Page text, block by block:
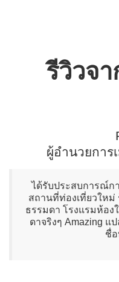
รีวิวจ
ผู้อำนวยการ
ได้รับประสบการณ์ก
สถานที่ท่องเที่ยวให
ธรรมดา โรงแรมห้อง
ดาจริงๆ Amazing แ
ชื่อ